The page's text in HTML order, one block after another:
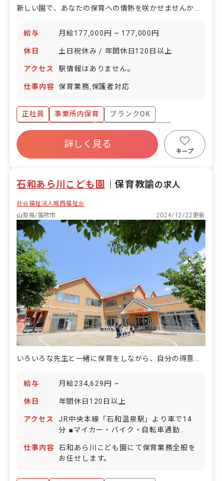
新しい園で、あなたの保育への情熱を咲かせませんか？子どもたちの笑顔に囲まれ、充実した毎日を送りましょう！
給与 月給177,000円 ~ 177,000円
休日 土日祝休み / 年間休日120日以上
アクセス 駅情報はありません。
仕事内容 保育業務,保護者対応
正社員 事業所内保育
ブランクOK
ボーナス・賞与あり
年間休日120日以上
社会保険完備
土日祝休み
詳しく見る
キープ
石和あら川こども園 ｜保育教諭の求人
社会福祉法人城西福祉会
山梨県/笛吹市
2024/12/22更新
いろいろな先生と一緒に保育をしながら、自分の得意が生かせるこども園です
給与 月給234,629円 ~
休日 年間休日120日以上
アクセス
JR中央本線「石和温泉駅」より車で14
分 ■マイカー・バイク・自転車通勤
仕事内容 石和あら川こども園にて保育業務全般を
お任せします。